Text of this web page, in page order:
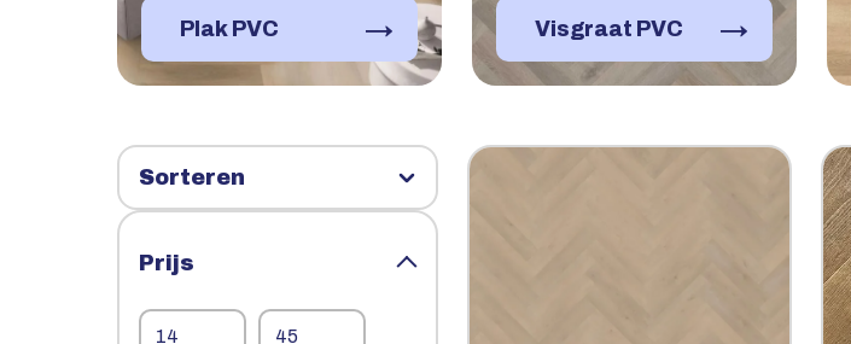
Plak PVC → Visgraat PVC →
Prijs